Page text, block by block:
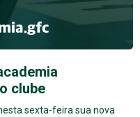
clube
sexta-feira sua nova